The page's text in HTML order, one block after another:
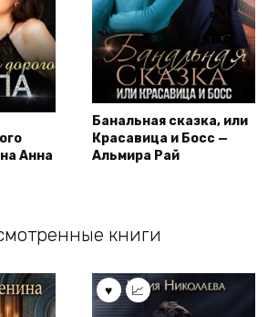
Анна
Банальная сказка, или
Красавица и Босс —
Альмира Рай
книги